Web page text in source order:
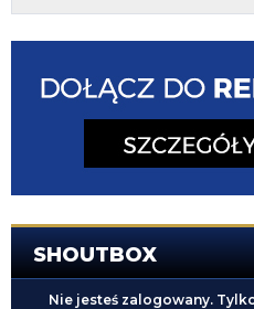
SHOUTBOX
Nie jesteś zalogowany.